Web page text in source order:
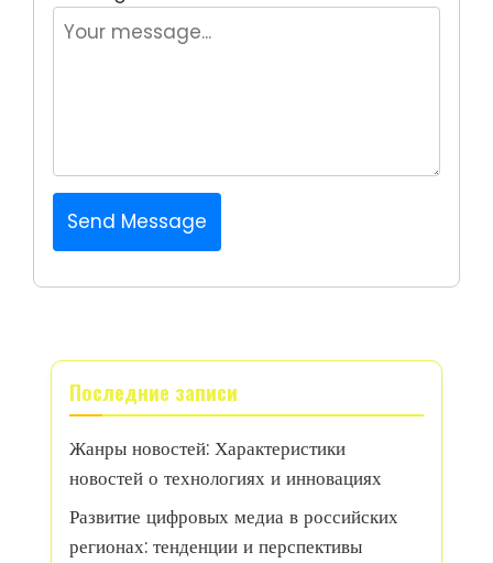
Send Message
Последние записи
Жанры новостей: Характеристики
новостей о технологиях и инновациях
Развитие цифровых медиа в российских
регионах: тенденции и перспективы